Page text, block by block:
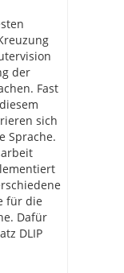
der
Fast
sich
Sprache.
für die
Dafür
DLIP